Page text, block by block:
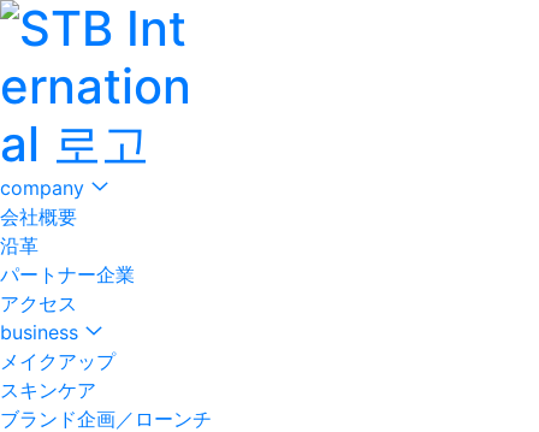
company
会社概要
沿革
パートナー企業
アクセス
business
メイクアップ
スキンケア
ブランド企画／ローンチ